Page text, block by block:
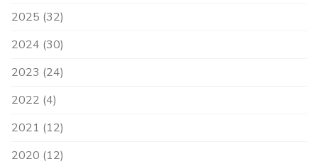
2025 (32)
2024 (30)
2023 (24)
2022 (4)
2021 (12)
2020 (12)